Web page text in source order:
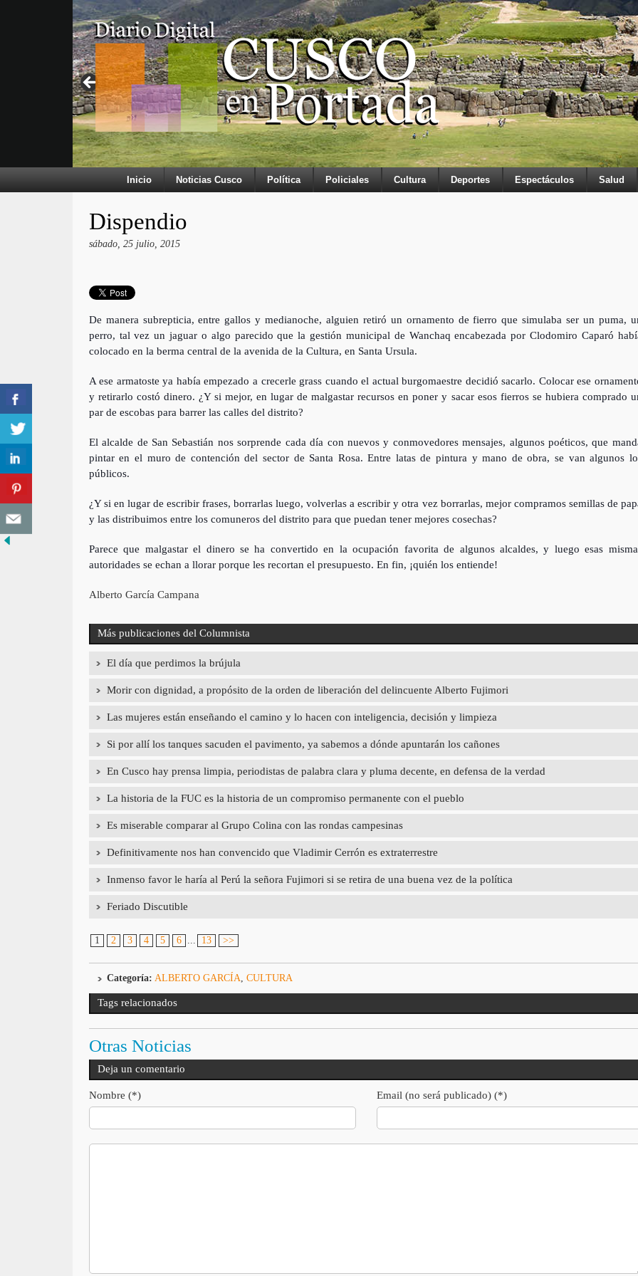
Inicio Noticias Cusco Política Policiales Cultura Deportes Espectáculos Salud
Dispendio
sábado, 25 julio, 2015
De manera subrepticia, entre gallos y medianoche, alguien retiró un ornamento de fierro que simulaba ser un puma,
perro, tal vez un jaguar o algo parecido que la gestión municipal de Wanchaq encabezada por Clodomiro Caparó
colocado en la berma central de la avenida de la Cultura, en Santa Ursula.
A ese armatoste ya había empezado a crecerle grass cuando el actual burgomaestre decidió sacarlo. Colocar ese
y retirarlo costó dinero. ¿Y si mejor, en lugar de malgastar recursos en poner y sacar esos fierros se hubiera comprado
par de escobas para barrer las calles del distrito?
El alcalde de San Sebastián nos sorprende cada día con nuevos y conmovedores mensajes, algunos poéticos, que
pintar en el muro de contención del sector de Santa Rosa. Entre latas de pintura y mano de obra, se van algunos
públicos.
¿Y si en lugar de escribir frases, borrarlas luego, volverlas a escribir y otra vez borrarlas, mejor compramos semillas de
y las distribuimos entre los comuneros del distrito para que puedan tener mejores cosechas?
Parece que malgastar el dinero se ha convertido en la ocupación favorita de algunos alcaldes, y luego esas
autoridades se echan a llorar porque les recortan el presupuesto. En fin, ¡quién los entiende!
Alberto García Campana
Más publicaciones del Columnista
El día que perdimos la brújula
Morir con dignidad, a propósito de la orden de liberación del delincuente Alberto Fujimori
Las mujeres están enseñando el camino y lo hacen con inteligencia, decisión y limpieza
Si por allí los tanques sacuden el pavimento, ya sabemos a dónde apuntarán los cañones
En Cusco hay prensa limpia, periodistas de palabra clara y pluma decente, en defensa de la verdad
La historia de la FUC es la historia de un compromiso permanente con el pueblo
Es miserable comparar al Grupo Colina con las rondas campesinas
Definitivamente nos han convencido que Vladimir Cerrón es extraterrestre
Inmenso favor le haría al Perú la señora Fujimori si se retira de una buena vez de la política
Feriado Discutible
1 2 3 4 5 6 13 >>
Categoría: ALBERTO GARCÍA CULTURA
Tags relacionados
Otras Noticias
Deja un comentario
Nombre (*) Email (no será publicado) (*)